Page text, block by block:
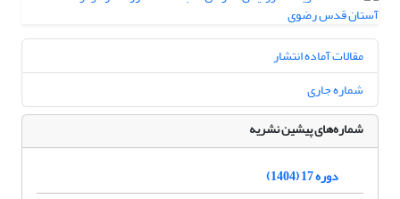
مقالات آماده انتشار
شماره جاری
شماره‌های پیشین نشریه
دوره 17 (1404)